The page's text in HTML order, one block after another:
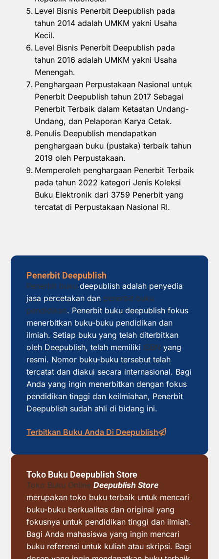
Level Bisnis Penerbit Deepublish pada
tahun 2014 adalah UMKM yakni Usaha
Kecil.
Level Bisnis Penerbit Deepublish pada
tahun 2016 adalah UMKM yakni Usaha
Menengah.
Penghargaan Perpustakaan Nasional untuk
Penerbit Deepublish tahun 2017 Sebagai
Penerbit Terbaik dalam Ketaatan Undang-
Undang, dan Pelaporan Karya Cetak.
Penulis Deepublish mendapatkan
penghargaan buku (pustaka) terbaik tahun
2019 oleh Perpustakaan.
Memperoleh penghargaan Penerbit Terbaik
pada tahun 2022 kategori Jenis Koleksi
Buku Elektronik dari 3759 Penerbit yang
tercatat di Perpustakaan Nasional RI.
Penerbit Deepublish
Penerbit buku deepublish adalah penyedia
jasa percetakan dan penerbit buku
pendidikan. Penerbit buku deepublish fokus
menerbitkan buku-buku pendidikan dan
ilmiah. Setiap buku yang telah diterbitkan
oleh Deepublish, telah memiliki ISBN yang
resmi. Nomor buku-buku tersebut telah
tercatat dan diakui secara internasional. Bagi
Anda yang ingin menerbitkan dengan fokus
pendidikan tinggi dan keilmiahan, Penerbit
Deepublish sudah ahli di bidang ini.
Terbitkan Buku Anda Di Deepublish
Toko Buku Deepublish Store
Toko Buku Online Deepublish Store
merupakan toko buku terbaik untuk mencari
buku-buku berkualitas dan original yang
fokusnya untuk pendidikan tinggi dan ilmiah.
Bagi Anda mahasiswa yang ingin mencari
buku referensi untuk kuliah atau skripsi. Bagi